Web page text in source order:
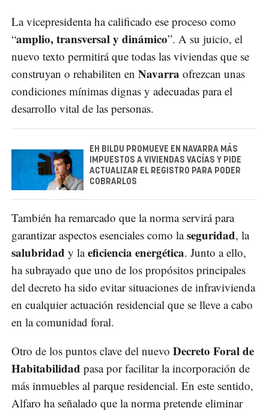
La vicepresidenta ha calificado ese proceso como
“amplio, transversal y dinámico”. A su juicio, el
nuevo texto permitirá que todas las viviendas que se
construyan o rehabiliten en Navarra ofrezcan unas
condiciones mínimas dignas y adecuadas para el
desarrollo vital de las personas.
EH BILDU PROMUEVE EN NAVARRA MÁS
IMPUESTOS A VIVIENDAS VACÍAS Y PIDE
ACTUALIZAR EL REGISTRO PARA PODER
COBRARLOS
También ha remarcado que la norma servirá para
garantizar aspectos esenciales como laseguridad, la
salubridad y laeficiencia energética. Junto a ello,
ha subrayado que uno de los propósitos principales
del decreto ha sido evitar situaciones de infravivienda
en cualquier actuación residencial que se lleve a cabo
en la comunidad foral.
Otro de los puntos clave del nuevo Decreto Foral de
Habitabilidad pasa por facilitar la incorporación de
más inmuebles al parque residencial. En este sentido,
Alfaro ha señalado que la norma pretende eliminar